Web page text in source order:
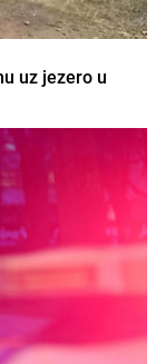
uz jezero u